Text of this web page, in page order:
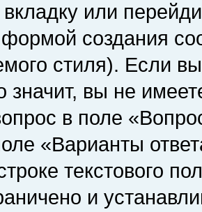
или
создания
стиля). Если
вы не
в поле
«Варианты
текстового
и